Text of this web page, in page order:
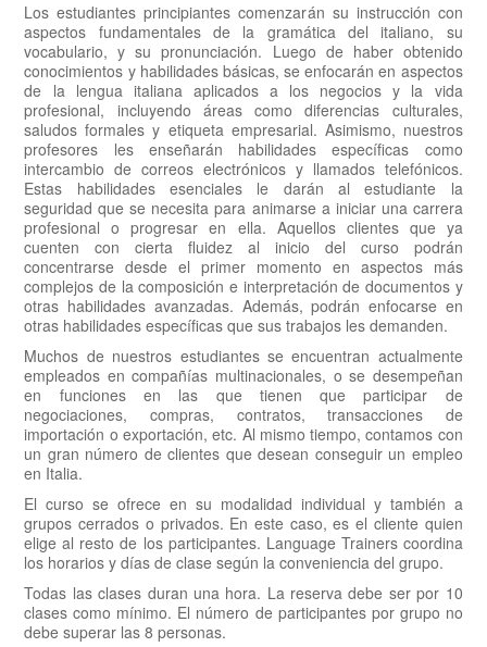
Los estudiantes principiantes comenzarán su instrucción con
aspectos fundamentales de la gramática del italiano, su
vocabulario, y su pronunciación. Luego de haber obtenido
conocimientos y habilidades básicas, se enfocarán en aspectos
de la lengua italiana aplicados a los negocios y la vida
profesional, incluyendo áreas como diferencias culturales,
saludos formales y etiqueta empresarial. Asimismo, nuestros
profesores les enseñarán habilidades específicas como
intercambio de correos electrónicos y llamados telefónicos.
Estas habilidades esenciales le darán al estudiante la
seguridad que se necesita para animarse a iniciar una carrera
profesional o progresar en ella. Aquellos clientes que ya
cuenten con cierta fluidez al inicio del curso podrán
concentrarse desde el primer momento en aspectos más
complejos de la composición e interpretación de documentos y
otras habilidades avanzadas. Además, podrán enfocarse en
otras habilidades específicas que sus trabajos les demanden.
Muchos de nuestros estudiantes se encuentran actualmente
empleados en compañías multinacionales, o se desempeñan
en funciones en las que tienen que participar de
negociaciones, compras, contratos, transacciones de
importación o exportación, etc. Al mismo tiempo, contamos con
un gran número de clientes que desean conseguir un empleo
en Italia.
El curso se ofrece en su modalidad individual y también a
grupos cerrados o privados. En este caso, es el cliente quien
elige al resto de los participantes. Language Trainers coordina
los horarios y días de clase según la conveniencia del grupo.
Todas las clases duran una hora. La reserva debe ser por 10
clases como mínimo. El número de participantes por grupo no
debe superar las 8 personas.